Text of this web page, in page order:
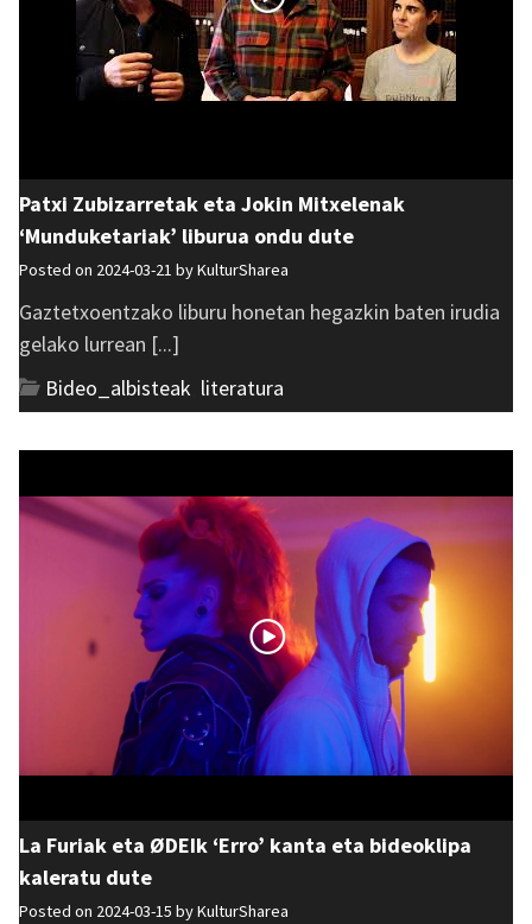
Patxi Zubizarretak eta Jokin Mitxelenak
‘Munduketariak’ liburua ondu dute
Posted on 2024-03-21 byKulturSharea
Gaztetxoentzako liburu honetan hegazkin baten irudia
gelako lurrean [...]
Bideo_albisteak literatura
La Furiak eta ØDEIk ‘Erro’ kanta eta bideoklipa
kaleratu dute
Posted on 2024-03-15 byKulturSharea